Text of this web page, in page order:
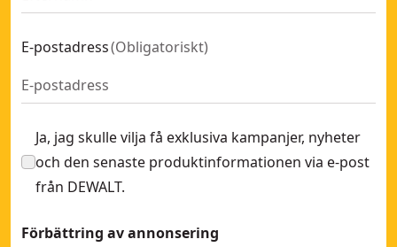
E-postadress(Obligatoriskt)
Ja, jag skulle vilja få exklusiva kampanjer, nyheter
och den senaste produktinformationen via e-post
från DEWALT.
Förbättring av annonsering